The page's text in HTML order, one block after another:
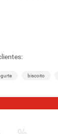
sendo os
e
biscoito